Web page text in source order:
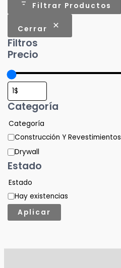
Filtrar Productos
Cerrar
Filtros
Precio
Categoría
Categoría
Construcción Y Revestimientos
Drywall
Estado
Estado
Hay existencias
Aplicar